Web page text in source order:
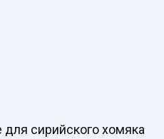
сирийского хомяка